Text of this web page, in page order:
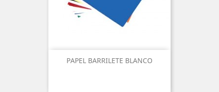
PAPEL BARRILETE BLANCO